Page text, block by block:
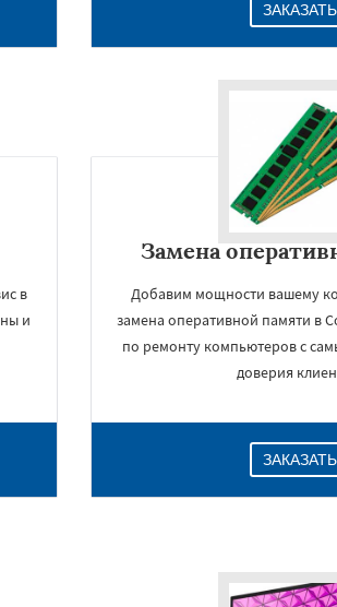
ЗАКАЗАТЬ
в
и
Замена
Добавим мощности вашему
замена оперативной памяти в
по ремонту компьютеров с
доверия
ЗАКАЗАТЬ